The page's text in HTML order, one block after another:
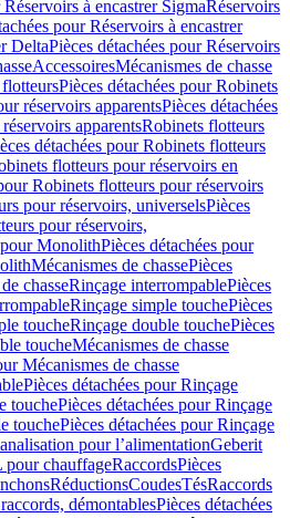
à encastrer SigmaRéservoirs
pour Réservoirs à encastrer
DeltaPièces détachées pour Réservoirs
AccessoiresMécanismes de chasse
Pièces détachées pour Robinets
réservoirs apparentsPièces détachées
apparentsRobinets flotteurs
détachées pour Robinets flotteurs
flotteurs pour réservoirs en
Robinets flotteurs pour réservoirs
pour réservoirs, universelsPièces
pour réservoirs,
MonolithPièces détachées pour
Mécanismes de chassePièces
chasseRinçage interrompablePièces
Rinçage simple touchePièces
toucheRinçage double touchePièces
toucheMécanismes de chasse
Mécanismes de chasse
Pièces détachées pour Rinçage
touchePièces détachées pour Rinçage
touchePièces détachées pour Rinçage
pour l’alimentationGeberit
pour chauffageRaccordsPièces
RéductionsCoudesTésRaccords
démontablesPièces détachées